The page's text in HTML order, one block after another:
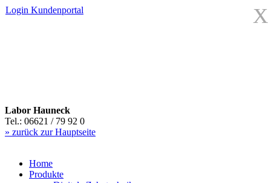
Login Kundenportal
Labor Hauneck
Tel.: 06621 / 79 92 0
» zurück zur Hauptseite
Home
Produkte
X